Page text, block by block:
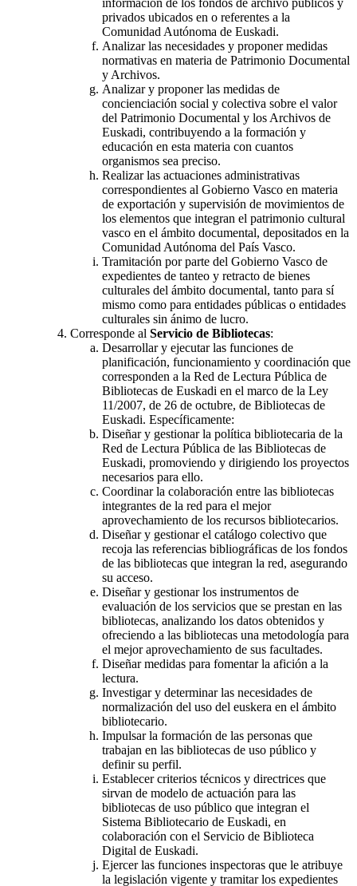
privados ubicados en o referentes a la
Comunidad Autónoma de Euskadi.
Analizar las necesidades y proponer medidas
normativas en materia de Patrimonio Documental
y Archivos.
Analizar y proponer las medidas de
concienciación social y colectiva sobre el valor
del Patrimonio Documental y los Archivos de
Euskadi, contribuyendo a la formación y
educación en esta materia con cuantos
organismos sea preciso.
Realizar las actuaciones administrativas
correspondientes al Gobierno Vasco en materia
de exportación y supervisión de movimientos de
los elementos que integran el patrimonio cultural
vasco en el ámbito documental, depositados en la
Comunidad Autónoma del País Vasco.
Tramitación por parte del Gobierno Vasco de
expedientes de tanteo y retracto de bienes
culturales del ámbito documental, tanto para sí
mismo como para entidades públicas o entidades
culturales sin ánimo de lucro.
Corresponde al Servicio de Bibliotecas:
Desarrollar y ejecutar las funciones de
planificación, funcionamiento y coordinación que
corresponden a la Red de Lectura Pública de
Bibliotecas de Euskadi en el marco de la Ley
11/2007, de 26 de octubre, de Bibliotecas de
Euskadi. Específicamente:
Diseñar y gestionar la política bibliotecaria de la
Red de Lectura Pública de las Bibliotecas de
Euskadi, promoviendo y dirigiendo los proyectos
necesarios para ello.
Coordinar la colaboración entre las bibliotecas
integrantes de la red para el mejor
aprovechamiento de los recursos bibliotecarios.
Diseñar y gestionar el catálogo colectivo que
recoja las referencias bibliográficas de los fondos
de las bibliotecas que integran la red, asegurando
su acceso.
Diseñar y gestionar los instrumentos de
evaluación de los servicios que se prestan en las
bibliotecas, analizando los datos obtenidos y
ofreciendo a las bibliotecas una metodología para
el mejor aprovechamiento de sus facultades.
Diseñar medidas para fomentar la afición a la
lectura.
Investigar y determinar las necesidades de
normalización del uso del euskera en el ámbito
bibliotecario.
Impulsar la formación de las personas que
trabajan en las bibliotecas de uso público y
definir su perfil.
Establecer criterios técnicos y directrices que
sirvan de modelo de actuación para las
bibliotecas de uso público que integran el
Sistema Bibliotecario de Euskadi, en
colaboración con el Servicio de Biblioteca
Digital de Euskadi.
Ejercer las funciones inspectoras que le atribuye
la legislación vigente y tramitar los expedientes